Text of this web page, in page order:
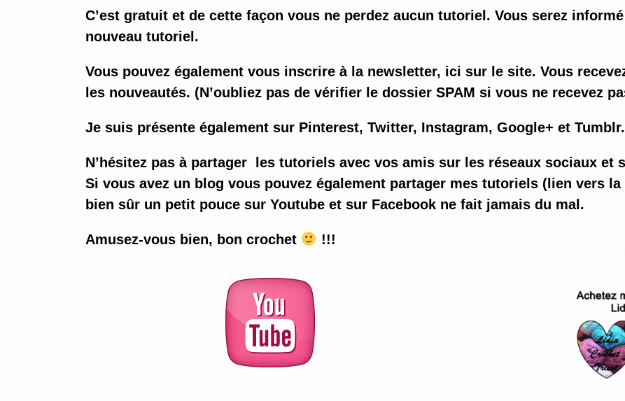
C’est gratuit et de cette façon vous ne perdez aucun tutoriel. Vous serez informé
nouveau tutoriel.
Vous pouvez également vous inscrire à la newsletter, ici sur le site. Vous
les nouveautés. (N’oubliez pas de vérifier le dossier SPAM si vous ne recevez
Je suis présente également sur Pinterest, Twitter, Instagram, Google+ et Tumblr.
N’hésitez pas à partager les tutoriels avec vos amis sur les réseaux sociaux et
Si vous avez un blog vous pouvez également partager mes tutoriels (lien vers
bien sûr un petit pouce sur Youtube et sur Facebook ne fait jamais du mal.
Amusez-vous bien, bon crochet !!!